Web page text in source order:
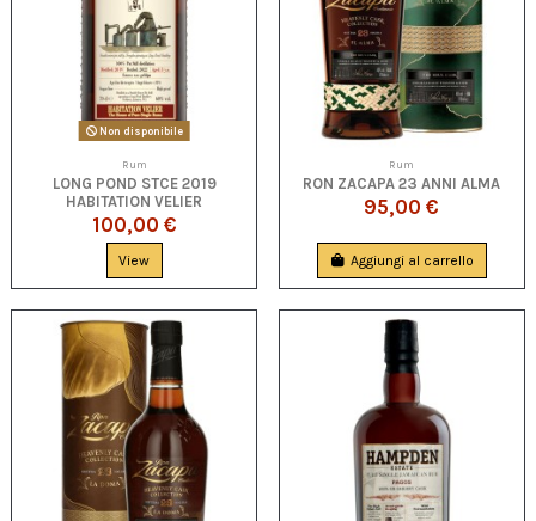
Non disponibile
Rum
LONG POND STCE 2019
HABITATION VELIER
100,00 €
View
Rum
RON ZACAPA 23 ANNI ALMA
95,00 €
Aggiungi al carrello